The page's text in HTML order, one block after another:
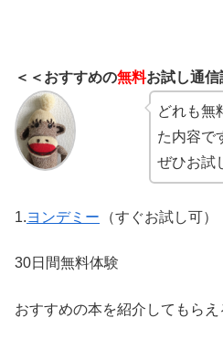
＜＜おすすめの無料お試し通信
どれも無
た内容で
ぜひお試
1.ヨンデミー （すぐお試し可）
30日間無料体験
おすすめの本を紹介してもらえ